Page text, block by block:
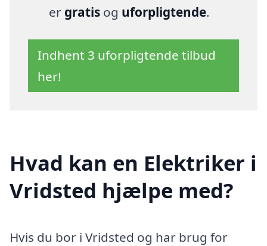
er gratisog uforpligtende.
Indhent 3 uforpligtende tilbud
her!
Hvad kan en Elektriker i
Vridsted hjælpe med?
Hvis du bor i Vridsted og har brug for